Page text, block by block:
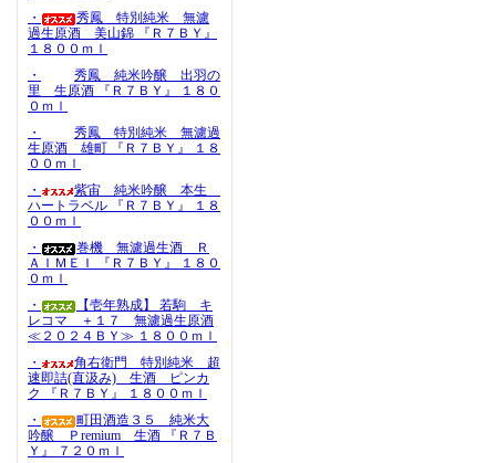
・
秀鳳 特別純米 無濾
過生原酒 美山錦 『Ｒ７ＢＹ』
１８００ｍｌ
・
秀鳳 純米吟醸 出羽の
里 生原酒 『Ｒ７ＢＹ』 １８０
０ｍｌ
・
秀鳳 特別純米 無濾過
生原酒 雄町 『Ｒ７ＢＹ』 １８
００ｍｌ
・
紫宙 純米吟醸 本生
ハートラベル 『Ｒ７ＢＹ』 １８
００ｍｌ
・
巻機 無濾過生酒 Ｒ
ＡＩＭＥＩ 『Ｒ７ＢＹ』 １８０
０ｍｌ
・
【壱年熟成】 若駒 キ
レコマ ＋１７ 無濾過生原酒
≪２０２４ＢＹ≫ １８００ｍｌ
・
角右衛門 特別純米 超
速即詰(直汲み) 生酒 ピンカ
ク 『Ｒ７ＢＹ』 １８００ｍｌ
・
町田酒造３５ 純米大
吟醸 Ｐremium 生酒 『Ｒ７Ｂ
Ｙ』 ７２０ｍｌ